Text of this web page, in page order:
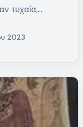
τυχαία,…
2023